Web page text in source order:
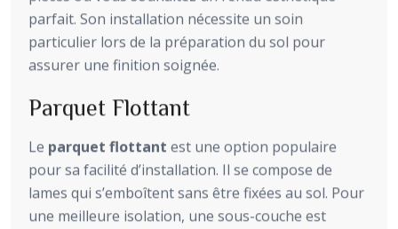
parfait. Son installation nécessite un soin
particulier lors de la préparation du sol pour
assurer une finition soignée.
Parquet Flottant
Le parquet flottant est une option populaire
pour sa facilité d’installation. Il se compose de
lames qui s’emboîtent sans être fixées au sol. Pour
une meilleure isolation, une sous-couche est